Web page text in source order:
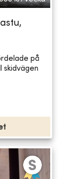
på
skidvägen